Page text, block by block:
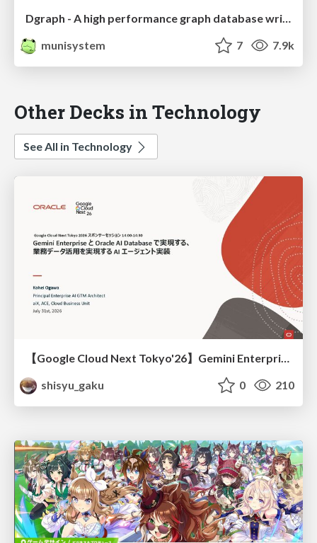
Dgraph - A high performance graph database written in pure Go
munisystem
7 7.9k
Other Decks in Technology
See All in Technology
shisyu_gaku
0 210